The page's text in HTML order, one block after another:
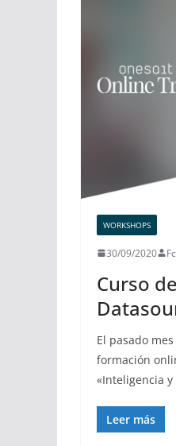
WORKSHOPS
30/09/2020
Curso
El pasado
formación
«Inteligencia
Leer más